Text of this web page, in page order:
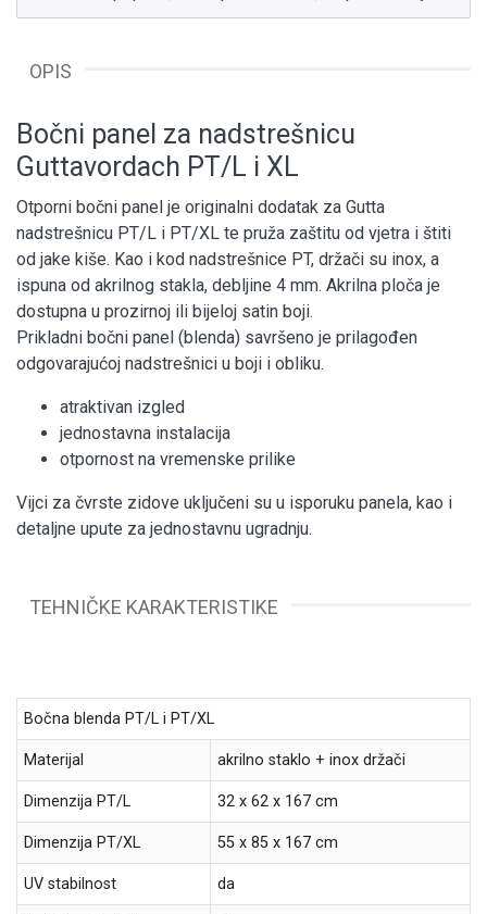
OPIS
Bočni panel za nadstrešnicu
Guttavordach PT/L i XL
Otporni bočni panel je originalni dodatak za Gutta
nadstrešnicu PT/L i PT/XL te pruža zaštitu od vjetra i štiti
od jake kiše. Kao i kod nadstrešnice PT, držači su inox, a
ispuna od akrilnog stakla, debljine 4 mm. Akrilna ploča je
dostupna u prozirnoj ili bijeloj satin boji.
Prikladni bočni panel (blenda) savršeno je prilagođen
odgovarajućoj nadstrešnici u boji i obliku.
atraktivan izgled
jednostavna instalacija
otpornost na vremenske prilike
Vijci za čvrste zidove uključeni su u isporuku panela, kao i
detaljne upute za jednostavnu ugradnju.
TEHNIČKE KARAKTERISTIKE
Bočna blenda PT/L i PT/XL
Materijal akrilno staklo + inox držači
Dimenzija PT/L 32 x 62 x 167 cm
Dimenzija PT/XL 55 x 85 x 167 cm
UV stabilnost da